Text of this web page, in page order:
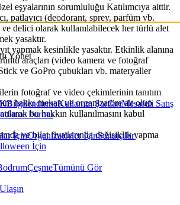
eşyalarının sorumluluğu Katılımcıya aittir.
patlayıcı (deodorant, sprey, parfüm vb.
ve delici olarak kullanılabilecek her türlü alet
yasaktır.
yapmak kesinlikle yasaktır. Etkinlik alanına
araçları (video kamera ve fotoğraf
ve GoPro çubukları vb. materyaller
fotoğraf ve video çekimlerinin tanıtım
hakkı mekan ve organizatöre ait olup
bu hakkın kullanılmasını kabul
ve bilet fiyatlarında değişiklik yapma
Yönet
BilgilendirmeKullanım ŞartlarıMesafeli Satış
Formu
İçinOrganizatörler İçinSanatçılar
İçin
ÇeşmeTümünü Gör